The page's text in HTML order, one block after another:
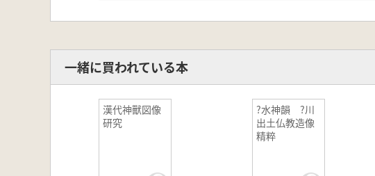
一緒に買われている本
漢代神獸図像
研究
?水神韻 ?川
出土仏教造像
精粹